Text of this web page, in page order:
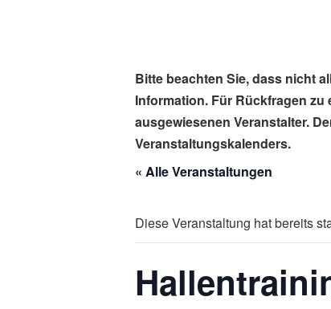
Bitte beachten Sie, dass nicht
Information. Für Rückfragen zu
ausgewiesenen Veranstalter.
Veranstaltungskalenders.
« Alle Veranstaltungen
Diese Veranstaltung hat bereits